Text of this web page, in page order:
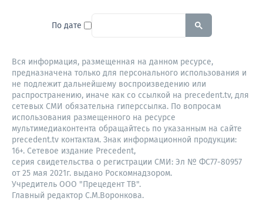
По дате To search this site, enter a
Вся информация, размещенная на данном ресурсе,
предназначена только для персонального использования и
не подлежит дальнейшему воспроизведению или
распространению, иначе как со ссылкой на precedent.tv, для
сетевых СМИ обязательна гиперссылка. По вопросам
использования размещенного на ресурсе
мультимедиаконтента обращайтесь по указанным на сайте
precedent.tv контактам. Знак информационной продукции:
16+. Сетевое издание Precedent,
серия свидетельства о регистрации СМИ: Эл № ФС77-80957
от 25 мая 2021г. выдано Роскомнадзором.
Учредитель ООО "Прецедент ТВ".
Главный редактор С.М.Воронкова.